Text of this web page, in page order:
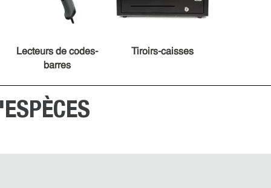
Lecteurs de codes-
barres
Tiroirs-caisses